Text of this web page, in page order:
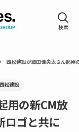
西松建設が細田佳央太さん起
松建設
用の新CM放
ゴと共に